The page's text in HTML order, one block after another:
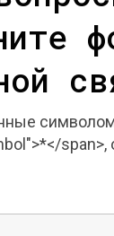
span>,